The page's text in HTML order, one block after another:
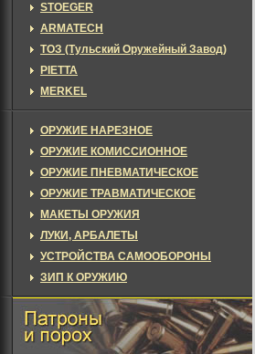
STOEGER
ARMATECH
ТОЗ (Тульский Оружейный Завод)
PIETTA
MERKEL
ОРУЖИЕ НАРЕЗНОЕ
ОРУЖИЕ КОМИССИОННОЕ
ОРУЖИЕ ПНЕВМАТИЧЕСКОЕ
ОРУЖИЕ ТРАВМАТИЧЕСКОЕ
МАКЕТЫ ОРУЖИЯ
ЛУКИ, АРБАЛЕТЫ
УСТРОЙСТВА САМООБОРОНЫ
ЗИП К ОРУЖИЮ